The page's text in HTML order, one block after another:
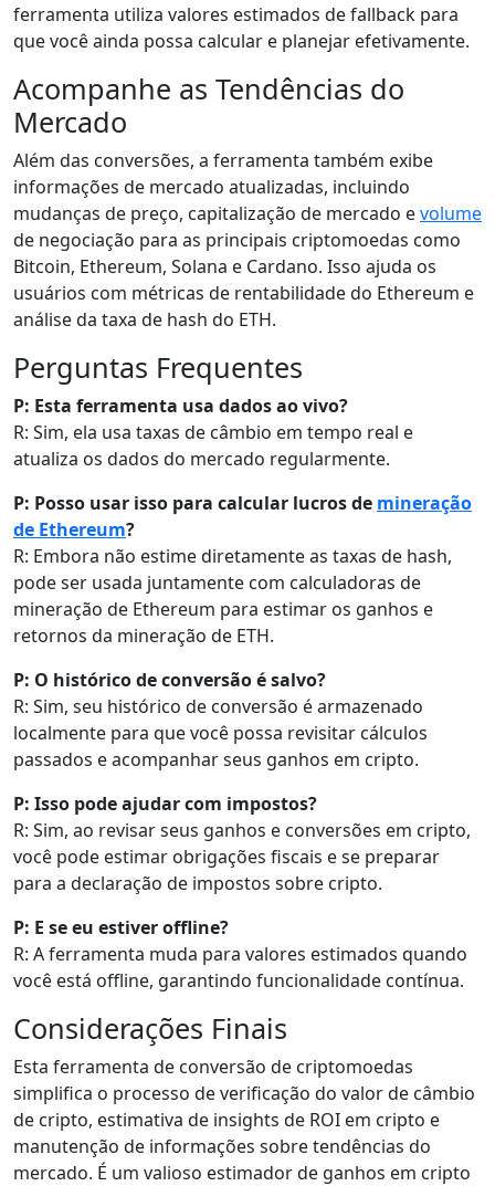
ferramenta utiliza valores estimados de fallback para
que você ainda possa calcular e planejar efetivamente.
Acompanhe as Tendências do
Mercado
Além das conversões, a ferramenta também exibe
informações de mercado atualizadas, incluindo
mudanças de preço, capitalização de mercado evolume
de negociação para as principais criptomoedas como
Bitcoin, Ethereum, Solana e Cardano. Isso ajuda os
usuários com métricas de rentabilidade do Ethereum e
análise da taxa de hash do ETH.
Perguntas Frequentes
P: Esta ferramenta usa dados ao vivo?
R: Sim, ela usa taxas de câmbio em tempo real e
atualiza os dados do mercado regularmente.
P: Posso usar isso para calcular lucros de mineração
de Ethereum?
R: Embora não estime diretamente as taxas de hash,
pode ser usada juntamente com calculadoras de
mineração de Ethereum para estimar os ganhos e
retornos da mineração de ETH.
P: O histórico de conversão é salvo?
R: Sim, seu histórico de conversão é armazenado
localmente para que você possa revisitar cálculos
passados e acompanhar seus ganhos em cripto.
P: Isso pode ajudar com impostos?
R: Sim, ao revisar seus ganhos e conversões em cripto,
você pode estimar obrigações fiscais e se preparar
para a declaração de impostos sobre cripto.
P: E se eu estiver offline?
R: A ferramenta muda para valores estimados quando
você está offline, garantindo funcionalidade contínua.
Considerações Finais
Esta ferramenta de conversão de criptomoedas
simplifica o processo de verificação do valor de câmbio
de cripto, estimativa de insights de ROI em cripto e
manutenção de informações sobre tendências do
mercado. É um valioso estimador de ganhos em cripto